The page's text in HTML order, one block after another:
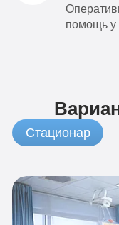
помощь у
Стационар